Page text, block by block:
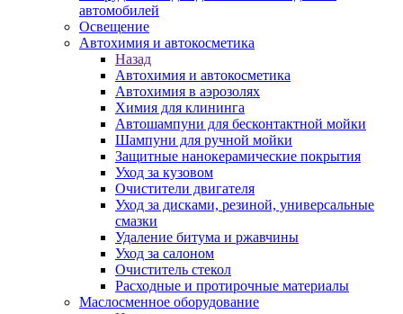
автомобилей
Освещение
Автохимия и автокосметика
Назад
Автохимия и автокосметика
Автохимия в аэрозолях
Химия для клининга
Автошампуни для бесконтактной мойки
Шампуни для ручной мойки
Защитные нанокерамические покрытия
Уход за кузовом
Очистители двигателя
Уход за дисками, резиной, универсальные
смазки
Удаление битума и ржавчины
Уход за салоном
Очиститель стекол
Расходные и протирочные материалы
Маслосменное оборудование